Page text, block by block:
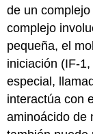
de un
complejo
pequeña, el
iniciación (IF-
especial,
interactúa con
aminoácido de